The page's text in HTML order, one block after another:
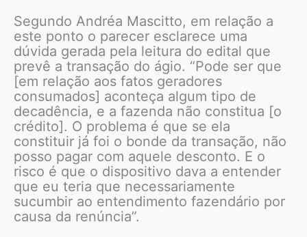
Segundo Andréa Mascitto, em relação a
este ponto o parecer esclarece uma
dúvida gerada pela leitura do edital que
prevê a transação do ágio. “Pode ser que
[em relação aos fatos geradores
consumados] aconteça algum tipo de
decadência, e a fazenda não constitua [o
crédito]. O problema é que se ela
constituir já foi o bonde da transação, não
posso pagar com aquele desconto. E o
risco é que o dispositivo dava a entender
que eu teria que necessariamente
sucumbir ao entendimento fazendário por
causa da renúncia”.